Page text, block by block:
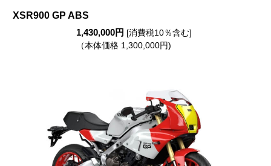
XSR900 GP ABS
1,430,000円 [消費税10％含む]
（本体価格 1,300,000円)